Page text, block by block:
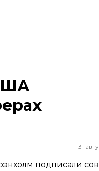
31
подписали